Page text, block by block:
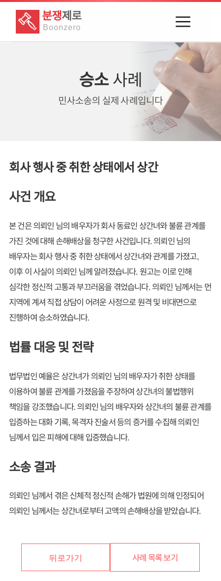
분쟁제로
Boonzero
승소사례
민사소송의 실제 사례입니다
회사 행사 중 취한 상태에서 상간
사건 개요
본 건은 의뢰인 님의 배우자가 회사 동료인 상간녀와 불륜 관계를
가진 것에 대해 손해배상을 청구한 사건입니다. 의뢰인 님의
배우자는 회사 행사 중 취한 상태에서 상간녀와 관계를 가졌고,
이후 이 사실이 의뢰인 님께 알려졌습니다. 원고는 이로 인해
심각한 정신적 고통과 부끄러움을 겪었습니다. 의뢰인 님께서는 먼
지역에 계셔 직접 상담이 어려운 사정으로 원격 및 비대면으로
진행하여 승소하였습니다.
법률 대응 및 전략
법무법인 예율은 상간녀가 의뢰인 님의 배우자가 취한 상태를
이용하여 불륜 관계를 가졌음을 주장하여 상간녀의 불법행위
책임을 강조했습니다. 의뢰인 님의 배우자와 상간녀의 불륜 관계를
입증하는 대화 기록, 목격자 진술서 등의 증거를 수집해 의뢰인
님께서 입은 피해에 대해 입증했습니다.
소송 결과
의뢰인 님께서 겪은 신체적 정신적 손해가 법원에 의해 인정되어
의뢰인 님께서는 상간녀로부터 고액의 손해배상을 받았습니다.
뒤로가기 사례 목록 보기